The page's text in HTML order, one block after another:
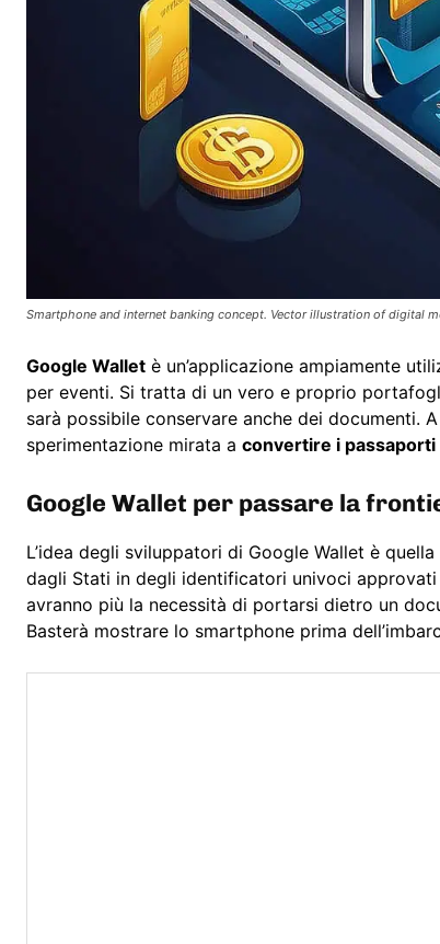
Smartphone and internet banking concept. Vector illustration of digital
Google Wallet è un’applicazione ampiamente
per eventi. Si tratta di un vero e proprio
sarà possibile conservare anche dei documenti.
sperimentazione mirata a convertire i passaporti
Google Wallet per passare la
L’idea degli sviluppatori di Google Wallet è
dagli Stati in degli identificatori univoci
avranno più la necessità di portarsi dietro un
Basterà mostrare lo smartphone prima